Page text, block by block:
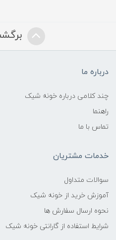
درباره ما
چند کلامی درباره خونه شیک
راهنما
تماس با ما
خدمات مشتریان
سوالات متداول
آموزش خرید از خونه شیک
نحوه ارسال سفارش ها
شرایط استفاده از گارانتی خونه شیک